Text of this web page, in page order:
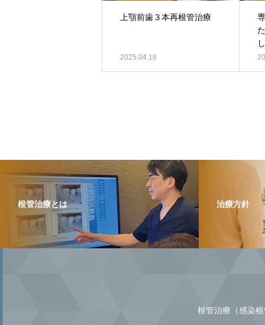
上顎前歯３本再根管治療
2025.04.18
根管治療とは 治療方針
根管治療（感染